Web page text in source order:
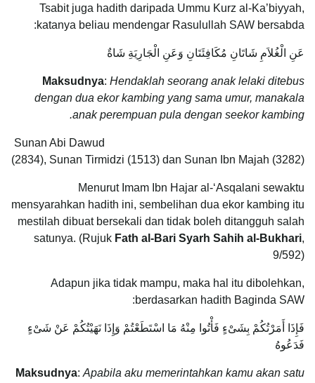
Tsabit juga hadith daripada Ummu Kurz al-Ka’biyyah,
katanya beliau mendengar Rasulullah SAW bersabda:
عَنِ الْغُلاَمِ شَاتَانِ مُكَافِئَتَانِ وَعَنِ الْجَارِيَةِ شَاةٌ
Maksudnya: Hendaklah seorang anak lelaki ditebus
dengan dua ekor kambing yang sama umur, manakala
anak perempuan pula dengan seekor kambing.
Sunan Abi Dawud
(2834), Sunan Tirmidzi (1513) dan Sunan Ibn Majah (3282)
Menurut Imam Ibn Hajar al-‘Asqalani sewaktu
mensyarahkan hadith ini, sembelihan dua ekor kambing itu
mestilah dibuat bersekali dan tidak boleh ditangguh salah
satunya. (Rujuk Fath al-Bari Syarh Sahih al-Bukhari,
9/592)
Adapun jika tidak mampu, maka hal itu dibolehkan,
berdasarkan hadith Baginda SAW:
فَإِذَا أَمَرْتُكُمْ بِشَىْءٍ فَأْتُوا مِنْهُ مَا اسْتَطَعْتُمْ وَإِذَا نَهَيْتُكُمْ عَنْ شَىْءٍ
فَدَعُوهُ
Maksudnya:Apabila aku memerintahkan kamu akan satu